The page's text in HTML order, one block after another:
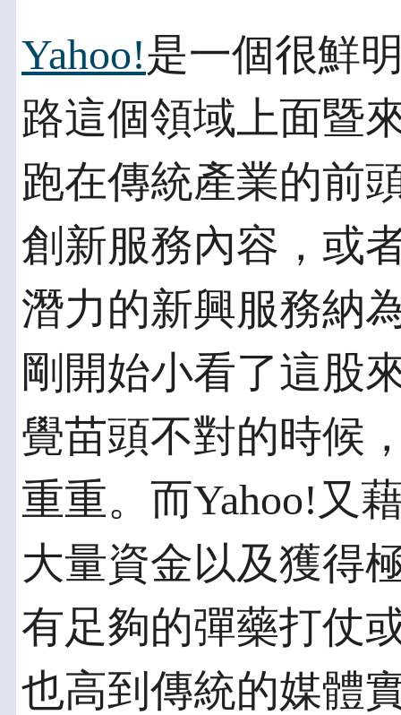
Yahoo!是一個很鮮
路這個領域上面暨
跑在傳統產業的前
創新服務內容，或
潛力的新興服務納
剛開始小看了這股
覺苗頭不對的時候
重重。而Yahoo!又
大量資金以及獲得
有足夠的彈藥打仗
也高到傳統的媒體